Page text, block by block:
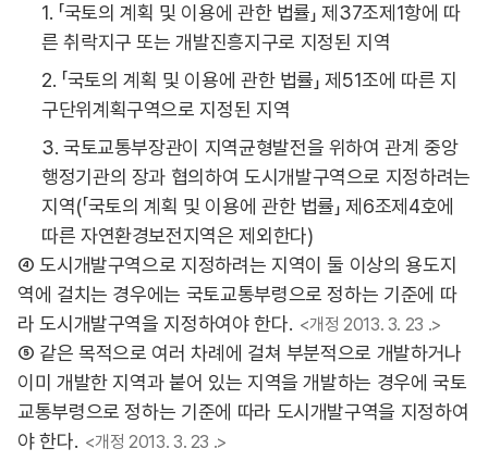
1. 「국토의 계획 및 이용에 관한 법률」 제37조제1항에 따
른 취락지구 또는 개발진흥지구로 지정된 지역
2. 「국토의 계획 및 이용에 관한 법률」 제51조에 따른 지
구단위계획구역으로 지정된 지역
3. 국토교통부장관이 지역균형발전을 위하여 관계 중앙
행정기관의 장과 협의하여 도시개발구역으로 지정하려는
지역(「국토의 계획 및 이용에 관한 법률」 제6조제4호에
따른 자연환경보전지역은 제외한다)
④ 도시개발구역으로 지정하려는 지역이 둘 이상의 용도지
역에 걸치는 경우에는 국토교통부령으로 정하는 기준에 따
라 도시개발구역을 지정하여야 한다. <개정 2013. 3. 23 .>
⑤ 같은 목적으로 여러 차례에 걸쳐 부분적으로 개발하거나
이미 개발한 지역과 붙어 있는 지역을 개발하는 경우에 국토
교통부령으로 정하는 기준에 따라 도시개발구역을 지정하여
야 한다. <개정 2013. 3. 23 .>